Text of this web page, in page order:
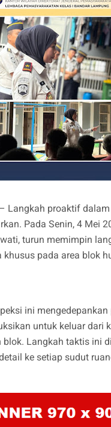
– Langkah proaktif
Pada Senin, 4 Mei
turun memimpin
pada area blok
ini
untuk keluar dari
Langkah taktis ini
ke setiap sudut